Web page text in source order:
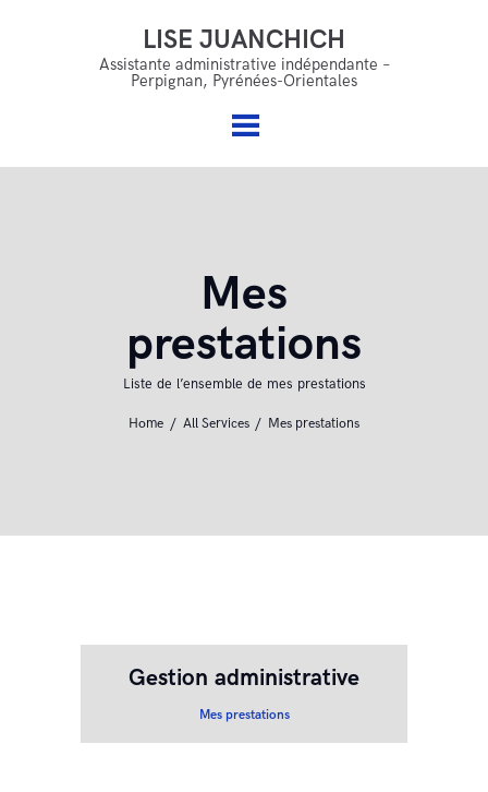
LISE JUANCHICH
Assistante administrative indépendante –
Perpignan, Pyrénées-Orientales
Mes
prestations
Liste de l’ensemble de mes prestations
Home All Services Mes prestations
LISE JUANCHICH
Assistante administrative indépendante – Perpignan,
Accueil
Contact
Gestion administrative
Mes prestations